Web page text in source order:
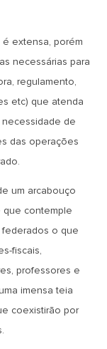
extensa, porém
necessárias para
regulamento,
etc) que atenda
de
das operações
um arcabouço
que contemple
o que
fiscais,
professores e
imensa teia
coexistirão por